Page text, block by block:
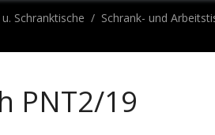
Schranktische
Schrank- und
PNT2/19